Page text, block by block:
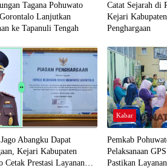
Tagana Pohuwato
Lanjutkan
ke Tapanuli Tengah
Catat Sejarah di
Kejari
Penghargaan
Abangku Dapat
Kejari Kabupaten
Cetak Prestasi Layanan
Kabar
Pemkab
Pelaksanaan
Pastikan